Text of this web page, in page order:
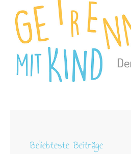
Beliebteste Beiträge